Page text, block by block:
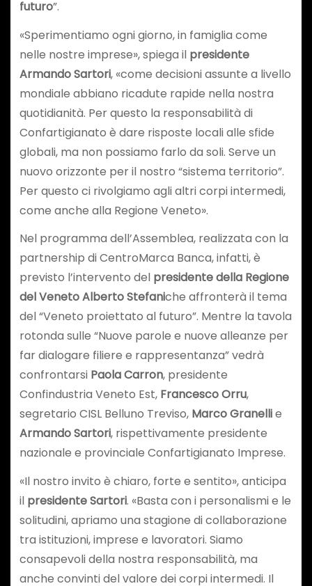
futuro”.
«Sperimentiamo ogni giorno, in famiglia come
nelle nostre imprese», spiega il presidente
Armando Sartori, «come decisioni assunte a livello
mondiale abbiano ricadute rapide nella nostra
quotidianità. Per questo la responsabilità di
Confartigianato è dare risposte locali alle sfide
globali, ma non possiamo farlo da soli. Serve un
nuovo orizzonte per il nostro “sistema territorio”.
Per questo ci rivolgiamo agli altri corpi intermedi,
come anche alla Regione Veneto».
Nel programma dell’Assemblea, realizzata con la
partnership di CentroMarca Banca, infatti, è
previsto l’intervento del presidente della Regione
del Veneto Alberto Stefaniche affronterà il tema
del “Veneto proiettato al futuro”. Mentre la tavola
rotonda sulle “Nuove parole e nuove alleanze per
far dialogare filiere e rappresentanza” vedrà
confrontarsi Paola Carron, presidente
Confindustria Veneto Est, Francesco Orru,
segretario CISL Belluno Treviso, Marco Granellie
Armando Sartori, rispettivamente presidente
nazionale e provinciale Confartigianato Imprese.
«Il nostro invito è chiaro, forte e sentito», anticipa
il presidente Sartori. «Basta con i personalismi e le
solitudini, apriamo una stagione di collaborazione
tra istituzioni, imprese e lavoratori. Siamo
consapevoli della nostra responsabilità, ma
anche convinti del valore dei corpi intermedi. Il